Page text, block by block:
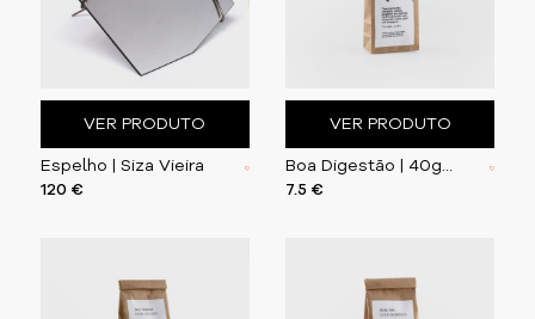
VER PRODUTO
Espelho | Siza Vieira
120 €
VER PRODUTO
Boa Digestão | 40g - Tisana de Hortelã, Camomila,
7.5 €